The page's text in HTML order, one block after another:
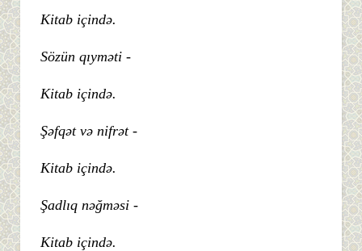
Kitab içində.
Sözün qıyməti -
Kitab içində.
Şəfqət və nifrət -
Kitab içində.
Şadlıq nəğməsi -
Kitab içində.